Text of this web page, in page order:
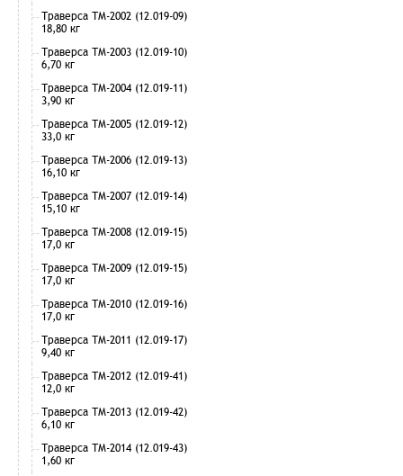
Траверса ТМ-2002 (12.019-09)
18,80 кг
Траверса ТМ-2003 (12.019-10)
6,70 кг
Траверса ТМ-2004 (12.019-11)
3,90 кг
Траверса ТМ-2005 (12.019-12)
33,0 кг
Траверса ТМ-2006 (12.019-13)
16,10 кг
Траверса ТМ-2007 (12.019-14)
15,10 кг
Траверса ТМ-2008 (12.019-15)
17,0 кг
Траверса ТМ-2009 (12.019-15)
17,0 кг
Траверса ТМ-2010 (12.019-16)
17,0 кг
Траверса ТМ-2011 (12.019-17)
9,40 кг
Траверса ТМ-2012 (12.019-41)
12,0 кг
Траверса ТМ-2013 (12.019-42)
6,10 кг
Траверса ТМ-2014 (12.019-43)
1,60 кг